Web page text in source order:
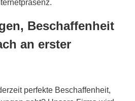
Beschaffenheit
an erster
perfekte Beschaffenheit,